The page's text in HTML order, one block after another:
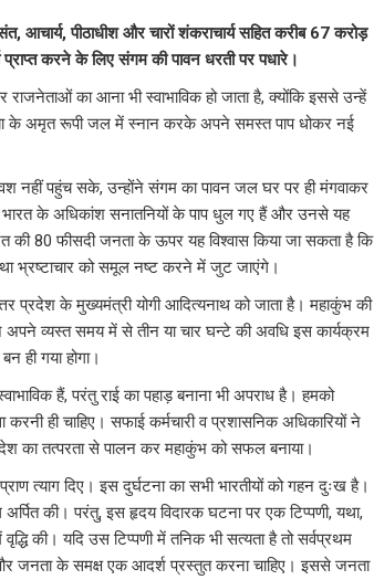
पीठाधीश और चारों शंकराचार्य सहित करीब 67 करोड़
करने के लिए संगम की पावन धरती पर पधारे।
का आना भी स्वाभाविक हो जाता है, क्योंकि इससे उन्हें
के अमृत रूपी जल में स्नान करके अपने समस्त पाप धोकर नई
नहीं पहुंच सके, उन्होंने संगम का पावन जल घर पर ही मंगवाकर
के अधिकांश सनातनियों के पाप धुल गए हैं और उनसे यह
की 80 फीसदी जनता के ऊपर यह विश्वास किया जा सकता है कि
भ्रष्टाचार को समूल नष्ट करने में जुट जाएंगे।
प्रदेश के मुख्यमंत्री योगी आदित्यनाथ को जाता है। महाकुंभ की
व्यस्त समय में से तीन या चार घन्टे की अवधि इस कार्यक्रम
ही गया होगा।
हैं, परंतु राई का पहाड़ बनाना भी अपराध है। हमको
ही चाहिए। सफाई कर्मचारी व प्रशासनिक अधिकारियों ने
का तत्परता से पालन कर महाकुंभ को सफल बनाया।
त्याग दिए। इस दुर्घटना का सभी भारतीयों को गहन दुःख है।
की। परंतु, इस हृदय विदारक घटना पर एक टिप्पणी, यथा,
की। यदि उस टिप्पणी में तनिक भी सत्यता है तो सर्वप्रथम
और जनता के समक्ष एक आदर्श प्रस्तुत करना चाहिए। इससे जनता